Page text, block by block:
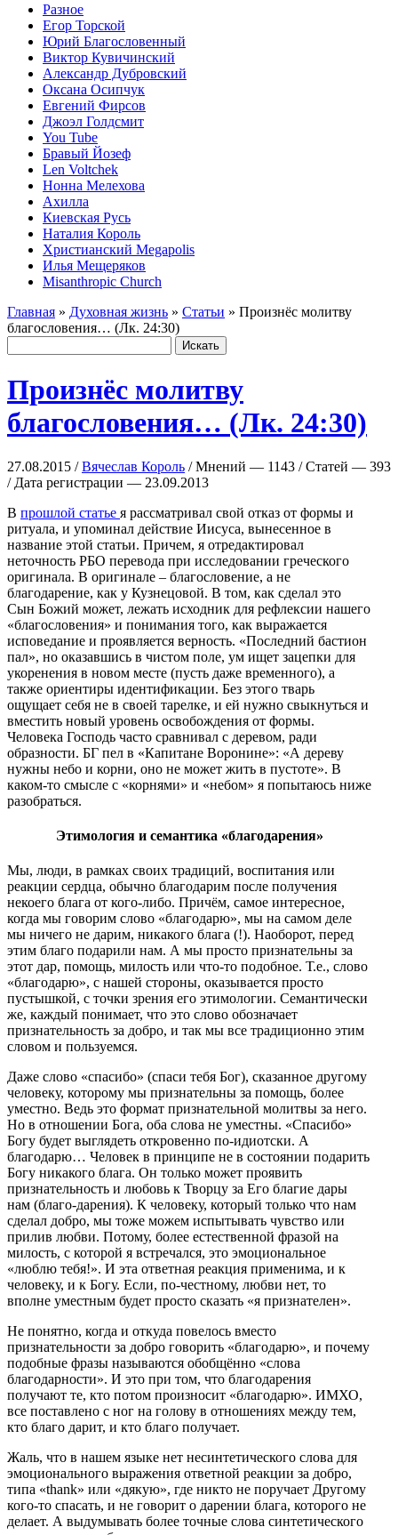
Разное
Егор Торской
Юрий Благословенный
Виктор Кувичинский
Александр Дубровский
Оксана Осипчук
Евгений Фирсов
Джоэл Голдсмит
You Tube
Бравый Йозеф
Len Voltchek
Нонна Мелехова
Ахилла
Киевская Русь
Наталия Король
Христианский Megapolis
Илья Мещеряков
Misanthropic Church
Главная » Духовная жизнь » Статьи » Произнёс молитву
благословения… (Лк. 24:30)
Произнёс молитву
благословения… (Лк. 24:30)
27.08.2015 /Вячеслав Король / Мнений — 1143 / Статей — 393
/ Дата регистрации — 23.09.2013
В прошлой статье я рассматривал свой отказ от формы и
ритуала, и упоминал действие Иисуса, вынесенное в
название этой статьи. Причем, я отредактировал
неточность РБО перевода при исследовании греческого
оригинала. В оригинале – благословение, а не
благодарение, как у Кузнецовой. В том, как сделал это
Сын Божий может, лежать исходник для рефлексии нашего
«благословения» и понимания того, как выражается
исповедание и проявляется верность. «Последний бастион
пал», но оказавшись в чистом поле, ум ищет зацепки для
укоренения в новом месте (пусть даже временного), а
также ориентиры идентификации. Без этого тварь
ощущает себя не в своей тарелке, и ей нужно свыкнуться и
вместить новый уровень освобождения от формы.
Человека Господь часто сравнивал с деревом, ради
образности. БГ пел в «Капитане Воронине»: «А дереву
нужны небо и корни, оно не может жить в пустоте». В
каком-то смысле с «корнями» и «небом» я попытаюсь ниже
разобраться.
Этимология и семантика «благодарения»
Мы, люди, в рамках своих традиций, воспитания или
реакции сердца, обычно благодарим после получения
некоего блага от кого-либо. Причём, самое интересное,
когда мы говорим слово «благодарю», мы на самом деле
мы ничего не дарим, никакого блага (!). Наоборот, перед
этим благо подарили нам. А мы просто признательны за
этот дар, помощь, милость или что-то подобное. Т.е., слово
«благодарю», с нашей стороны, оказывается просто
пустышкой, с точки зрения его этимологии. Семантически
же, каждый понимает, что это слово обозначает
признательность за добро, и так мы все традиционно этим
словом и пользуемся.
Даже слово «спасибо» (спаси тебя Бог), сказанное другому
человеку, которому мы признательны за помощь, более
уместно. Ведь это формат признательной молитвы за него.
Но в отношении Бога, оба слова не уместны. «Спасибо»
Богу будет выглядеть откровенно по-идиотски. А
благодарю… Человек в принципе не в состоянии подарить
Богу никакого блага. Он только может проявить
признательность и любовь к Творцу за Его благие дары
нам (благо-дарения). К человеку, который только что нам
сделал добро, мы тоже можем испытывать чувство или
прилив любви. Потому, более естественной фразой на
милость, с которой я встречался, это эмоциональное
«люблю тебя!». И эта ответная реакция применима, и к
человеку, и к Богу. Если, по-честному, любви нет, то
вполне уместным будет просто сказать «я признателен».
Не понятно, когда и откуда повелось вместо
признательности за добро говорить «благодарю», и почему
подобные фразы называются обобщённо «слова
благодарности». И это при том, что благодарения
получают те, кто потом произносит «благодарю». ИМХО,
все поставлено с ног на голову в отношениях между тем,
кто благо дарит, и кто благо получает.
Жаль, что в нашем языке нет несинтетического слова для
эмоционального выражения ответной реакции за добро,
типа «thank» или «дякую», где никто не поручает Другому
кого-то спасать, и не говорит о дарении блага, которого не
делает. А выдумывать более точные слова синтетического